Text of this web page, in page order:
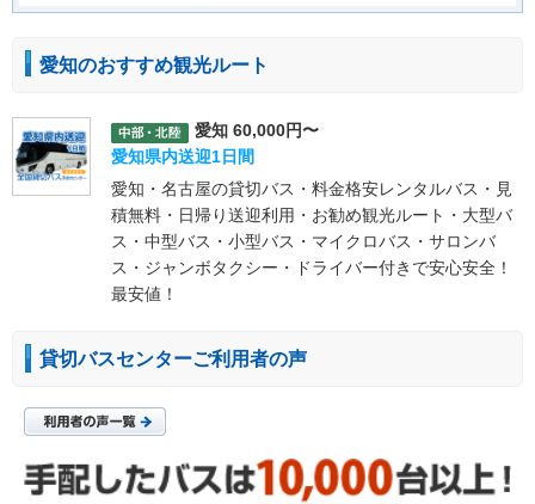
愛知のおすすめ観光ルート
愛知 60,000円〜
愛知県内送迎1日間
愛知・名古屋の貸切バス・料金格安レンタルバス・見
積無料・日帰り送迎利用・お勧め観光ルート・大型バ
ス・中型バス・小型バス・マイクロバス・サロンバ
ス・ジャンボタクシー・ドライバー付きで安心安全！
最安値！
貸切バスセンターご利用者の声